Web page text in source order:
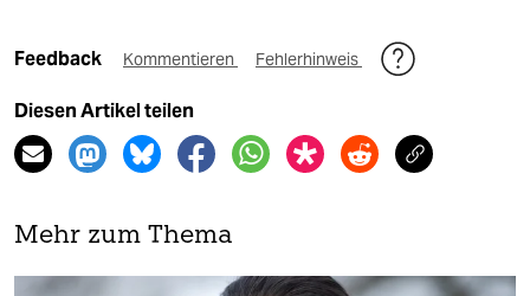
Feedback Kommentieren Fehlerhinweis
Diesen Artikel teilen
Mehr zum Thema